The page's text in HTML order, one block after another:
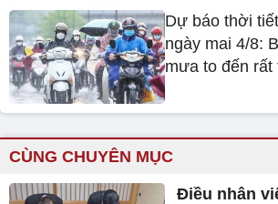
Dự báo thời
ngày mai 4/8:
mưa to đến rất
CÙNG CHUYÊN MỤC
Điều nhân